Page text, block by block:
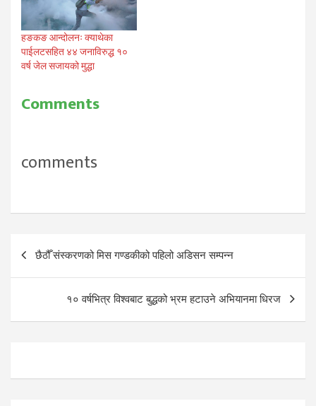
हङकङ आन्दोलनः क्याथेका
पाईलटसहित ४४ जनाविरुद्ध १०
वर्ष जेल सजायको मुद्धा
Comments
comments
Post
navigation
छैठौँ संस्करणको मिस गण्डकीको पहिलो अडिसन सम्पन्न
१० वर्षभित्र विश्वबाट बुद्धको भ्रम हटाउने अभियानमा धिरज